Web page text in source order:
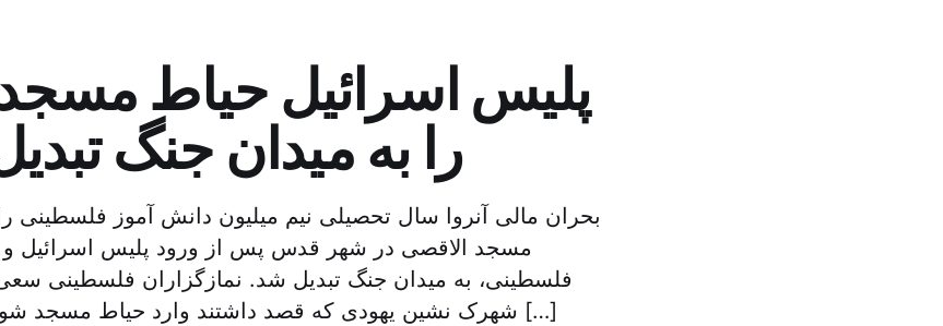
پلیس اسرائیل حیاط
را به میدان جنگ
بحران مالی آنروا سال تحصیلی نیم میلیون دانش آموز فلسطینی
مسجد الاقصی در شهر قدس پس از ورود پلیس اسرائیل و
فلسطینی، به میدان جنگ تبدیل شد. نمازگزاران فلسطینی
شهرک نشین یهودی که قصد داشتند وارد حیاط مسجد شوند و یوری آریل وزیر […]